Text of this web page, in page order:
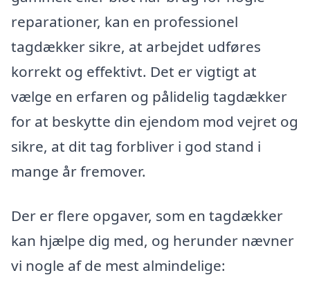
reparationer, kan en professionel
tagdækker sikre, at arbejdet udføres
korrekt og effektivt. Det er vigtigt at
vælge en erfaren og pålidelig tagdækker
for at beskytte din ejendom mod vejret og
sikre, at dit tag forbliver i god stand i
mange år fremover.
Der er flere opgaver, som en tagdækker
kan hjælpe dig med, og herunder nævner
vi nogle af de mest almindelige: